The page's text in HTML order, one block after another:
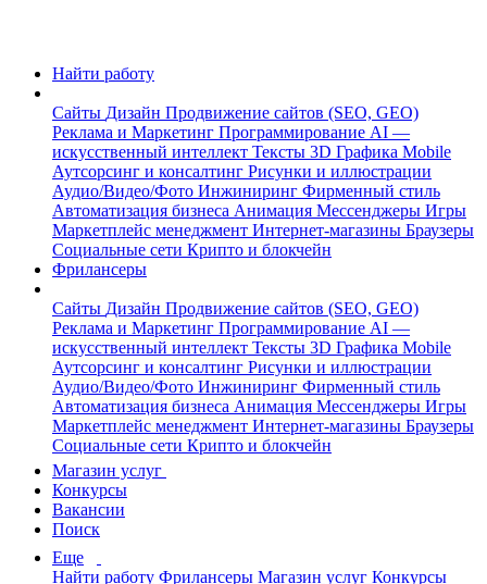
Найти работу
Сайты Дизайн Продвижение сайтов (SEO, GEO)
Реклама и Маркетинг Программирование AI —
искусственный интеллект Тексты 3D Графика Mobile
Аутсорсинг и консалтинг Рисунки и иллюстрации
Аудио/Видео/Фото Инжиниринг Фирменный стиль
Автоматизация бизнеса Анимация Мессенджеры Игры
Маркетплейс менеджмент Интернет-магазины Браузеры
Социальные сети Крипто и блокчейн
Фрилансеры
Сайты Дизайн Продвижение сайтов (SEO, GEO)
Реклама и Маркетинг Программирование AI —
искусственный интеллект Тексты 3D Графика Mobile
Аутсорсинг и консалтинг Рисунки и иллюстрации
Аудио/Видео/Фото Инжиниринг Фирменный стиль
Автоматизация бизнеса Анимация Мессенджеры Игры
Маркетплейс менеджмент Интернет-магазины Браузеры
Социальные сети Крипто и блокчейн
Магазин услуг
Конкурсы
Вакансии
Поиск
Еще
Найти работу Фрилансеры Магазин услуг Конкурсы